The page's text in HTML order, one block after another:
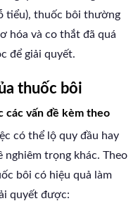
tiểu), thuốc bôi thường
hóa và co thắt đã quá
để giải quyết.
thuốc bôi
các vấn đề kèm theo
có thể lộ quy đầu hay
nghiêm trọng khác. Theo
bôi có hiệu quả làm
quyết được: